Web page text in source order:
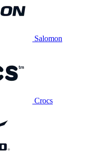
Salomon
Crocs